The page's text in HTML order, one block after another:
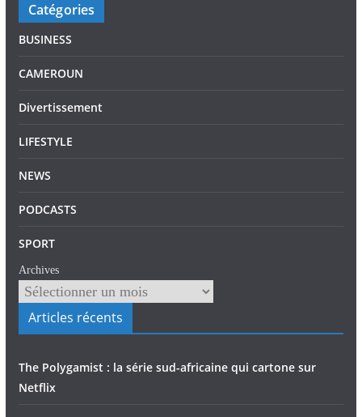
Catégories
BUSINESS
CAMEROUN
Divertissement
LIFESTYLE
NEWS
PODCASTS
SPORT
Archives
Articles récents
The Polygamist : la série sud-africaine qui cartone sur
Netflix